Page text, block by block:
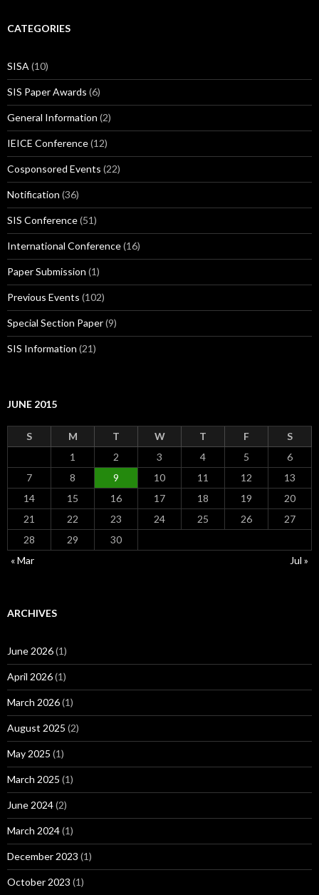
CATEGORIES
SISA (10)
SIS Paper Awards (6)
General Information (2)
IEICE Conference(12)
Cosponsored Events (22)
Notification (36)
SIS Conference(51)
International Conference(16)
Paper Submission (1)
Previous Events (102)
Special Section Paper(9)
SIS Information (21)
JUNE 2015
S M T W T F
S
1
2 3 4 5
6
7
8 9 10 11 12
13
14
15 16 17 18 19
20
21
22 23 24 25 26
27
28
29
30
« Mar
Jul »
ARCHIVES
June 2026(1)
April 2026(1)
March 2026(1)
August 2025 (2)
May 2025 (1)
March 2025 (1)
June 2024(2)
March 2024(1)
December 2023 (1)
October 2023 (1)